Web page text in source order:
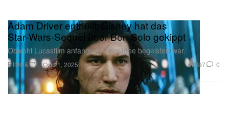
Filme & TV
Adam Driver enthüllt: Disney hat das
Star‑Wars‑Sequel über Ben Solo gekippt
Obwohl Lucasfilm anfangs von der Idee begeistert war.
Oct 21, 2025 897 0